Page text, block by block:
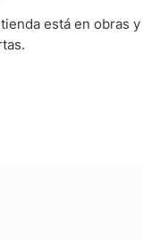
está en obras y